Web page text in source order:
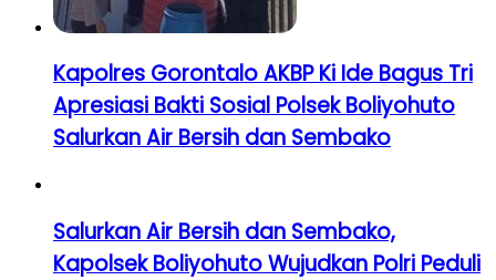
Kapolres Gorontalo AKBP Ki Ide Bagus Tri
Apresiasi Bakti Sosial Polsek Boliyohuto
Salurkan Air Bersih dan Sembako
Salurkan Air Bersih dan Sembako,
Kapolsek Boliyohuto Wujudkan Polri Peduli